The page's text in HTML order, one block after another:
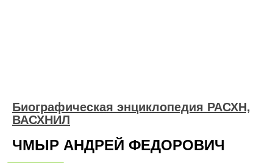
Биографическая энциклопедия РАСХН,
ВАСХНИЛ
ЧМЫР АНДРЕЙ ФЕДОРОВИЧ